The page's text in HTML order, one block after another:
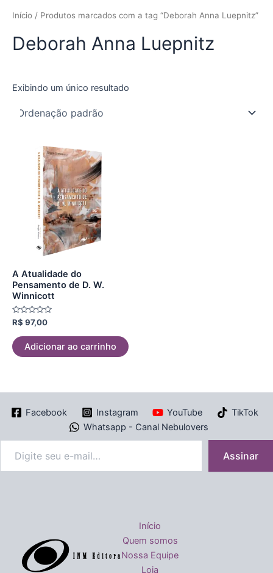
Início / Produtos marcados com a tag “Deborah Anna Luepnitz”
Deborah Anna Luepnitz
Exibindo um único resultado
A Atualidade do
Pensamento de D. W.
Winnicott
Avaliação
de
5
R$ 97,00
Adicionar ao carrinho
Facebook Instagram YouTube
TikTok
Whatsapp - Canal Nebulovers
Assinar
Início
Quem somos
Nossa Equipe
Loja